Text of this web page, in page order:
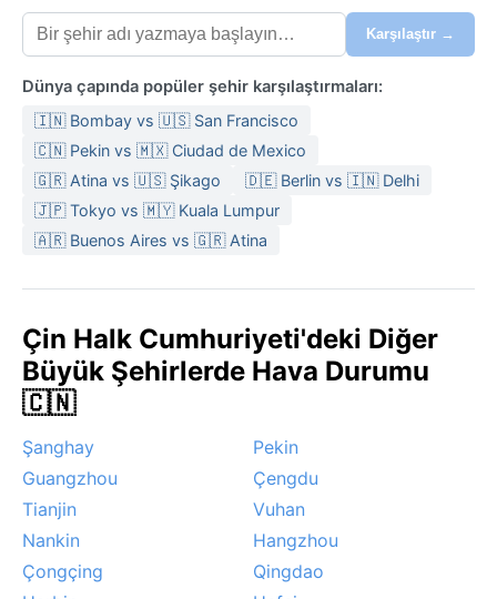
Karşılaştır →
Dünya çapında popüler şehir karşılaştırmaları:
🇮🇳 Bombay vs 🇺🇸 San Francisco
🇨🇳 Pekin vs 🇲🇽 Ciudad de Mexico
🇬🇷 Atina vs 🇺🇸 Şikago
🇩🇪 Berlin vs 🇮🇳 Delhi
🇯🇵 Tokyo vs 🇲🇾 Kuala Lumpur
🇦🇷 Buenos Aires vs 🇬🇷 Atina
Çin Halk Cumhuriyeti'deki Diğer
Büyük Şehirlerde Hava Durumu
🇨🇳
Şanghay
Pekin
Guangzhou
Çengdu
Tianjin
Vuhan
Nankin
Hangzhou
Çongçing
Qingdao